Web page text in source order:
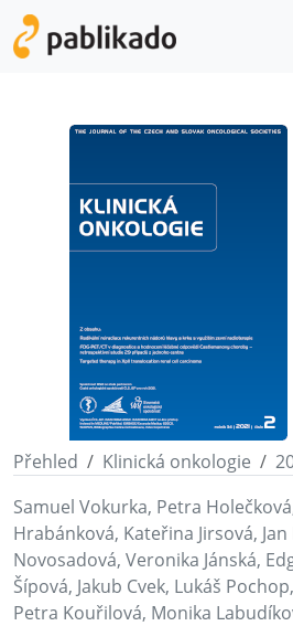
Přehled Klinická onkologie
Samuel Vokurka, Petra
Hrabánková, Kateřina Jirsová,
Novosadová, Veronika Jánská,
Šípová, Jakub Cvek, Lukáš
Petra Kouřilová, Monika